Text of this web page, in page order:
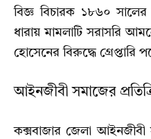
বিজ্ঞ বিচারক ১৮৬০
ধারায় মামলাটি সরাসরি
হোসেনের বিরুদ্ধে গ্রেপ্তারি
আইনজীবী সমাজের
কক্সবাজার জেলা